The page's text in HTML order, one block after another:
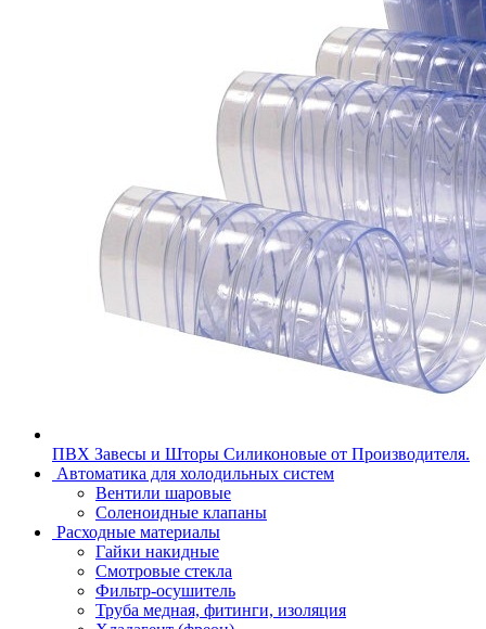
ПВХ Завесы и Шторы Силиконовые от Производителя.
Автоматика для холодильных систем
Вентили шаровые
Соленоидные клапаны
Расходные материалы
Гайки накидные
Смотровые стекла
Фильтр-осушитель
Труба медная, фитинги, изоляция